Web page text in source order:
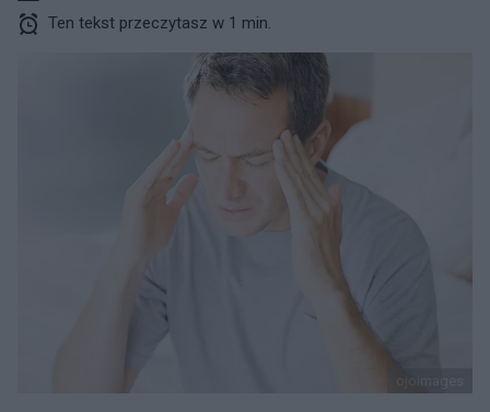
Ten tekst przeczytasz w 1 min.